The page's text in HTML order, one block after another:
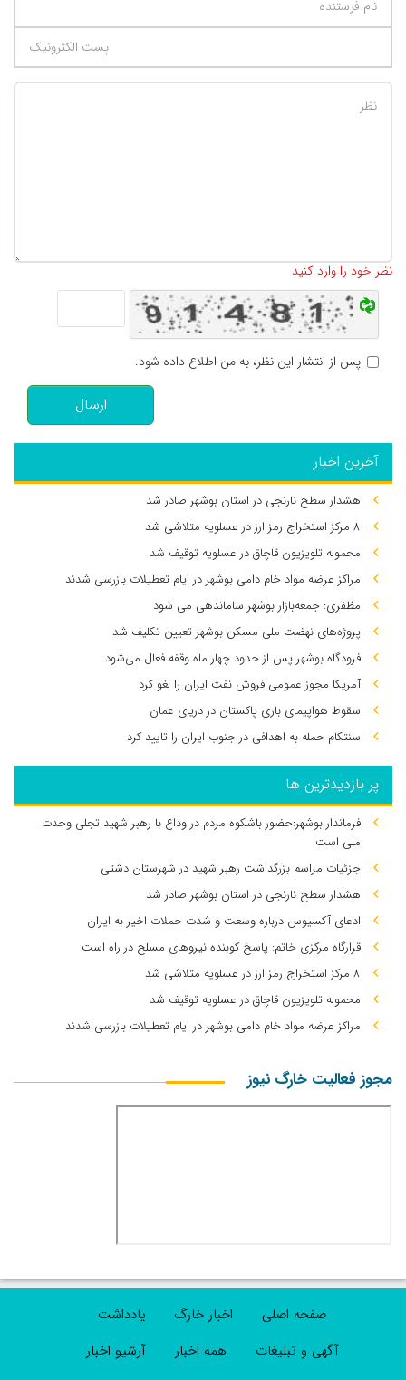
نظر خود را وارد کنید
پس از انتشار این نظر، به من اطلاع داده شود.
ارسال
آخرین اخبار
هشدار سطح نارنجی در استان بوشهر صادر شد
۸ مرکز استخراج رمز ارز در عسلویه متلاشی شد
محموله تلویزیون قاچاق در عسلویه توقیف شد
مراکز عرضه مواد خام دامی بوشهر در ایام تعطیلات بازرسی شدند
مظفری: جمعه‌بازار بوشهر ساماندهی می‌ شود
پروژه‌های نهضت ملی مسکن بوشهر تعیین تکلیف شد
فرودگاه بوشهر پس از حدود چهار ماه وقفه فعال می‌شود
آمریکا مجوز عمومی فروش نفت ایران را لغو کرد
سقوط هواپیمای باری پاکستان در دریای عمان
سنتکام حمله به اهدافی در جنوب ایران را تایید کرد
پر بازدیدترین ها
فرماندار بوشهر:حضور باشکوه مردم در وداع با رهبر شهید تجلی وحدت
ملی است
جزئیات مراسم بزرگداشت رهبر شهید در شهرستان دشتی
هشدار سطح نارنجی در استان بوشهر صادر شد
ادعای آکسیوس درباره وسعت و شدت حملات اخیر به ایران
قرارگاه مرکزی خاتم: پاسخ کوبنده نیروهای مسلح در راه است
۸ مرکز استخراج رمز ارز در عسلویه متلاشی شد
محموله تلویزیون قاچاق در عسلویه توقیف شد
مراکز عرضه مواد خام دامی بوشهر در ایام تعطیلات بازرسی شدند
مجوز فعالیت خارگ نیوز
صفحه اصلی اخبار خارگ
یادداشت
آگهی و تبلیغات
همه اخبار
آرشیو اخبار